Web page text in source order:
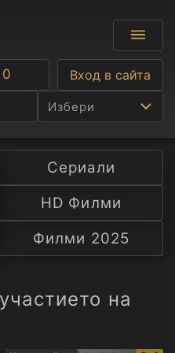
Избери
Ф
С
А
0 Вход в сайта
Сериали
HD Филми
Филми 2025
на